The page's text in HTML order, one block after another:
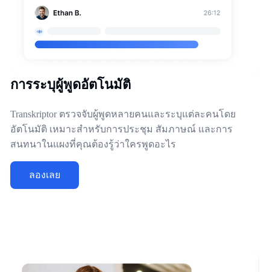
การระบุผู้พูดอัตโนมัติ
Transkriptor ตรวจจับผู้พูดหลายคนและระบุแต่ละคนโดย
อัตโนมัติ เหมาะสำหรับการประชุม สัมภาษณ์ และการ
สนทนาในแผงที่คุณต้องรู้ว่าใครพูดอะไร
ลองเลย